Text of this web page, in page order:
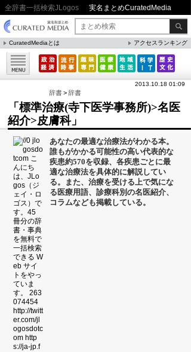
全辞書一括検索JLogos 実名まとめCuratedMedia
CuratedMediaとは アクセスランキング
「標準治療(寺下医学事務所)>名医
紹介>皮膚科」
2013.10.18 01:09
辞書>辞書
あなたの最適な治療法がわかる本。
誰もがかかる可能性の高い代表的な
疾患約570を収録、各疾患ごとに最
適な治療法を具体的に解説してい
る。また、治療を受ける上で気にな
る医療用語、診療科別の名医紹介、
コラムなども掲載している。
ファクト・統計
方法・ノウハウ
メリット・デメリット
CafeTalk
今日は何の日(8月)
今日は何の日(9月）
「防災」関連
雲の形（十種雲形まとめ）
吉本新喜劇の歴代座長
珍獣テンレックの護身術～日本最…
前田利家は唐沢寿明だけ？まつは…
裁判員制度の賛成・反対意見